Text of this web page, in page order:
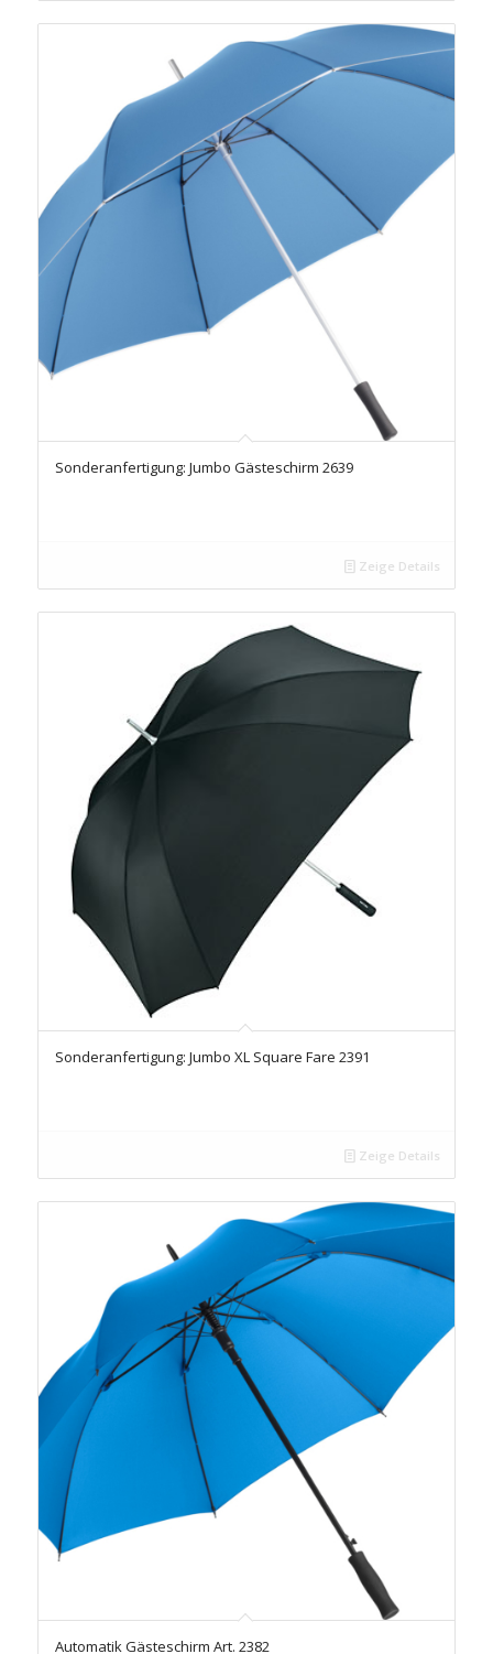
Sonderanfertigung: Jumbo Gästeschirm 2639
Zeige Details
Sonderanfertigung: Jumbo XL Square Fare 2391
Zeige Details
Automatik Gästeschirm Art. 2382